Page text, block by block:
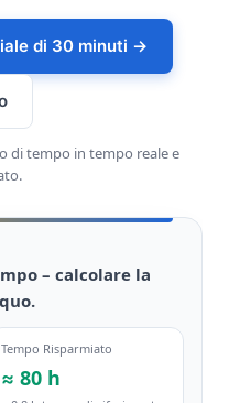
di 30 minuti →
di tempo in tempo reale e
– calcolare la
Tempo Risparmiato
≈ 80 h